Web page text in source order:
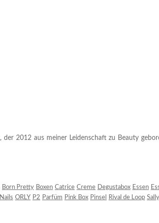
der 2012 aus meiner Leidenschaft zu Beauty
Born Pretty Boxen Catrice Creme Degustabox Essen
Nails ORLY P2 Parfüm Pink Box Pinsel Rival de Loop